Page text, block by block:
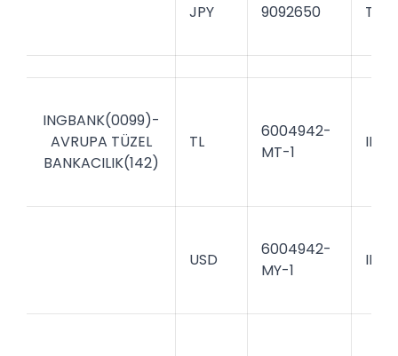
JPY 9092650
INGBANK(0099)-
AVRUPA TÜZEL
BANKACILIK(142)
TL
6004942-
MT-1
USD
6004942-
MY-1